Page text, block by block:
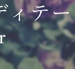
セ
お
テ